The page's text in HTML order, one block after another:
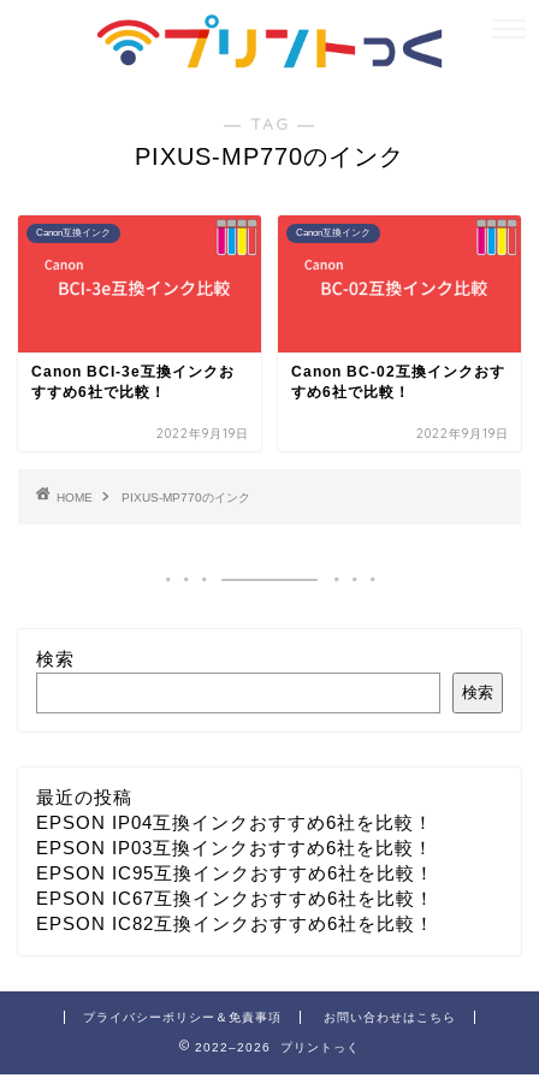
― TAG ―
PIXUS-MP770のインク
Canon互換インク
Canon BCI-3e互換インクお
すすめ6社で比較！
2022年9月19日
Canon互換インク
Canon BC-02互換インクおす
すめ6社で比較！
2022年9月19日
HOME PIXUS-MP770のインク
検索
検索
最近の投稿
EPSON IP04互換インクおすすめ6社を比較！
EPSON IP03互換インクおすすめ6社を比較！
EPSON IC95互換インクおすすめ6社を比較！
EPSON IC67互換インクおすすめ6社を比較！
EPSON IC82互換インクおすすめ6社を比較！
プライバシーポリシー＆免責事項 お問い合わせはこちら
2022–2026 プリントっく